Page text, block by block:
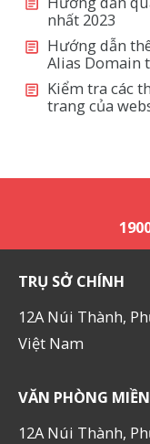
nhất 2023
Hướng dẫn
Alias Domain
Kiểm tra các
trang của
TRỤ SỞ CHÍNH
12A Núi Thành,
Việt Nam
VĂN PHÒNG
12A Núi Thành,